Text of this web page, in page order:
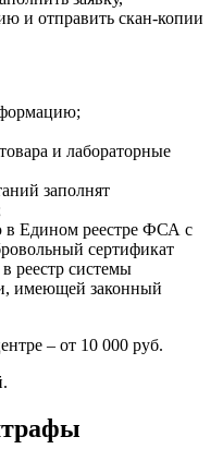
и отправить скан-копии
и лабораторные
заполнят
в Едином реестре ФСА с
сертификат
в реестр системы
имеющей законный
– от 10 000 руб.